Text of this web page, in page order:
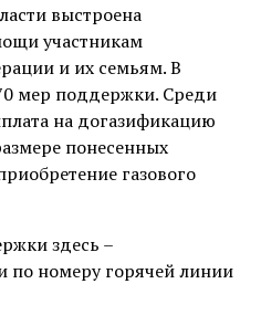
выстроена
участникам
и их семьям. В
мер поддержки. Среди
на догазификацию
понесенных
газового
здесь –
номеру горячей линии